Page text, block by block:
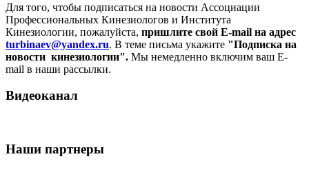
Для того, чтобы подписаться на новости Ассоциации
Профессиональных Кинезиологов и Института
Кинезиологии, пожалуйста, пришлите свой E-mail на адрес
turbinaev@yandex.ru. В теме письма укажите "Подписка на
новости кинезиологии". Мы немедленно включим ваш E-
mail в наши рассылки.
Видеоканал
Наши партнеры